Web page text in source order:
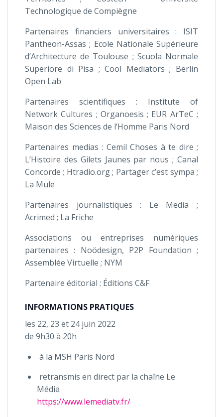
Technologique de Compiègne
Partenaires financiers universitaires : ISIT
Pantheon-Assas ; Ecole Nationale Supérieure
d’Architecture de Toulouse ; Scuola Normale
Superiore di Pisa ; Cool Mediators ; Berlin
Open Lab
Partenaires scientifiques : Institute of
Network Cultures ; Organoesis ; EUR ArTeC ;
Maison des Sciences de l’Homme Paris Nord
Partenaires medias : Cemil Choses à te dire ;
L’Histoire des Gilets Jaunes par nous ; Canal
Concorde ; Htradio.org ; Partager c’est sympa ;
La Mule
Partenaires journalistiques : Le Media ;
Acrimed ; La Friche
Associations ou entreprises numériques
partenaires : Noödesign, P2P Foundation ;
Assemblée Virtuelle ; NYM
Partenaire éditorial : Éditions C&F
INFORMATIONS PRATIQUES
les 22, 23 et 24 juin 2022
de 9h30 à 20h
à la MSH Paris Nord
retransmis en direct par la chaîne Le
Média
https://www.lemediatv.fr/